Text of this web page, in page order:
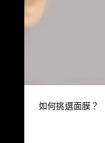
如何挑選面膜？